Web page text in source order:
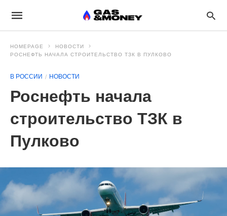
HOMEPAGE
НОВОСТИ
РОСНЕФТЬ НАЧАЛА СТРОИТЕЛЬСТВО ТЗК В ПУЛКОВО
В РОССИИ НОВОСТИ
Роснефть начала
строительство ТЗК в
Пулково